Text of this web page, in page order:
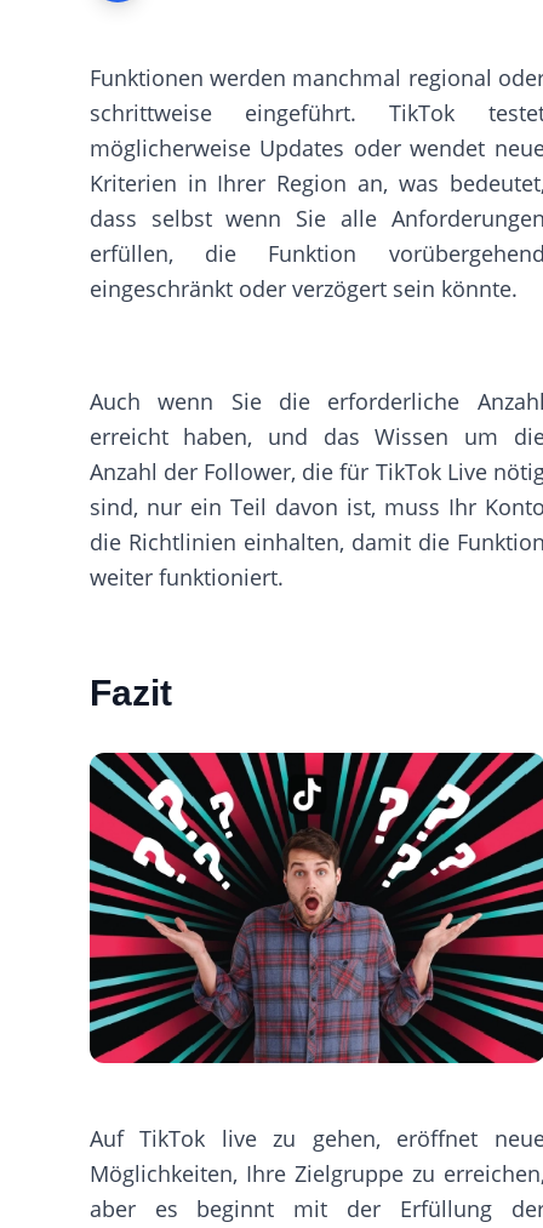
Funktionen werden manchmal regional
schrittweise eingeführt. TikTok
möglicherweise Updates oder wendet
Kriterien in Ihrer Region an, was
dass selbst wenn Sie alle
erfüllen, die Funktion
eingeschränkt oder verzögert sein könnte.
Auch wenn Sie die erforderliche
erreicht haben, und das Wissen um
Anzahl der Follower, die für TikTok Live
sind, nur ein Teil davon ist, muss Ihr
die Richtlinien einhalten, damit die
weiter funktioniert.
Fazit
Auf TikTok live zu gehen, eröffnet
Möglichkeiten, Ihre Zielgruppe zu
aber es beginnt mit der Erfüllung